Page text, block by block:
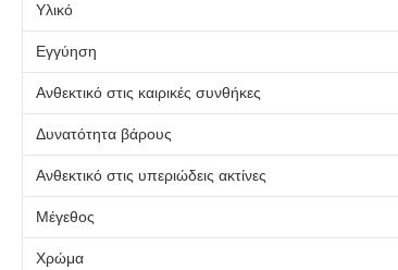
Υλικό
Εγγύηση
Ανθεκτικό στις καιρικές συνθήκες
Δυνατότητα βάρους
Ανθεκτικό στις υπεριώδεις ακτίνες
Μέγεθος
Χρώμα